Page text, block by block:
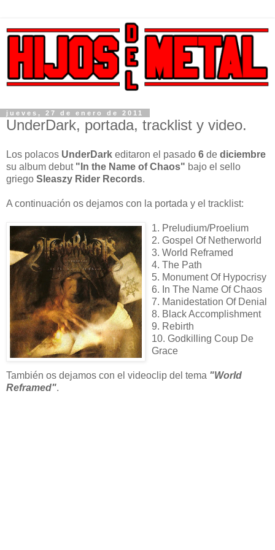
jueves, 27 de enero de 2011
UnderDark, portada, tracklist y video.
Los polacos UnderDark editaron el pasado 6 de diciembre
su album debut "In the Name of Chaos" bajo el sello
griego Sleaszy Rider Records.
A continuación os dejamos con la portada y el tracklist:
1. Preludium/Proelium
2. Gospel Of Netherworld
3. World Reframed
4. The Path
5. Monument Of Hypocrisy
6. In The Name Of Chaos
7. Manidestation Of Denial
8. Black Accomplishment
9. Rebirth
10. Godkilling Coup De
Grace
También os dejamos con el videoclip del tema "World
Reframed".